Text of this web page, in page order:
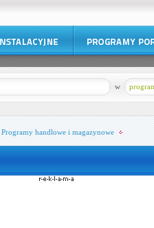
w
Programy handlowe i magazynowe